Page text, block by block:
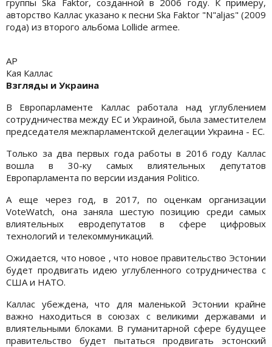
авторство Каллас указано к песни Ska Faktor "N"aljas" (2009
года) из второго альбома Lollide armee.
AP
Кая Каллас
Взгляды и Украина
В Европарламенте Каллас работала над углублением
сотрудничества между ЕС и Украиной, была заместителем
председателя межпарламентской делегации Украина - ЕС.
Только за два первых года работы в 2016 году Каллас
вошла в 30-ку самых влиятельных депутатов
Европарламента по версии издания Politico.
А еще через год, в 2017, по оценкам организации
VoteWatch, она заняла шестую позицию среди самых
влиятельных евродепутатов в сфере цифровых
технологий и телекоммуникаций.
Ожидается, что новое , что новое правительство Эстонии
будет продвигать идею углубленного сотрудничества с
США и НАТО.
Каллас убеждена, что для маленькой Эстонии крайне
важно находиться в союзах с великими державами и
влиятельными блоками. В гуманитарной сфере будущее
правительство будет пытаться продвигать эстонский